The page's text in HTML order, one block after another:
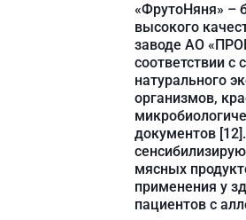
«ФрутоНяня» –
высокого
заводе АО
соответствии
натурального
организмов,
документов
мясных
применения у
пациентов с